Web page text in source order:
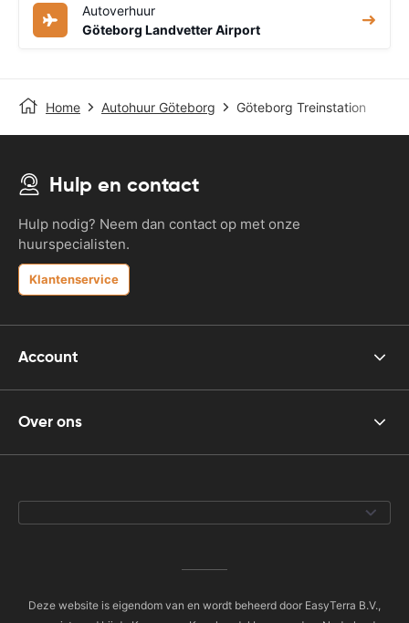
Autoverhuur
Göteborg Landvetter Airport
Home Autohuur Göteborg Göteborg Treinstation
Hulp en contact
Hulp nodig? Neem dan contact op met onze
huurspecialisten.
Klantenservice
Account
Over ons
Deze website is eigendom van en wordt beheerd door EasyTerra B.V.,